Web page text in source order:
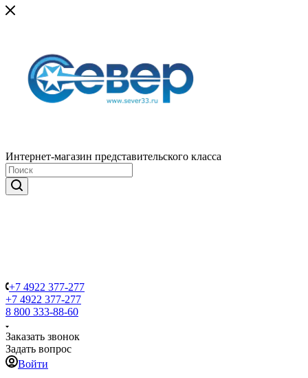
Интернет-магазин представительского класса
+7 4922 377-277
+7 4922 377-277
8 800 333-88-60
Заказать звонок
Задать вопрос
Войти